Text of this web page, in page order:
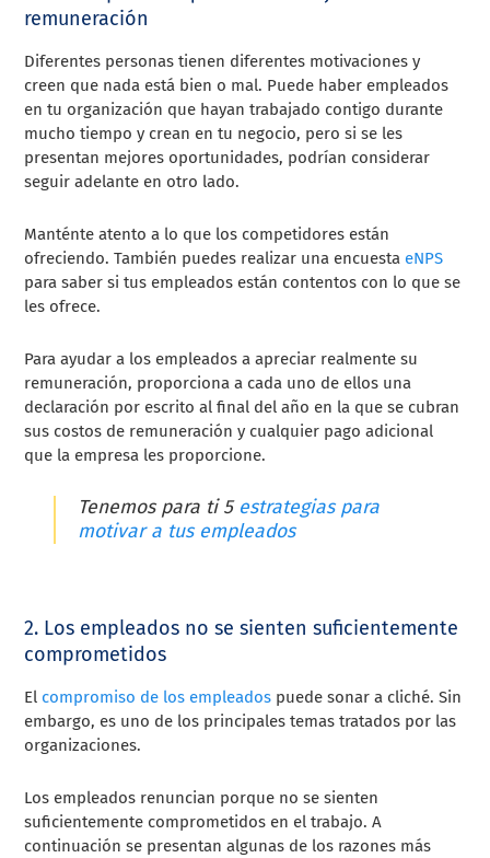
remuneración
Diferentes personas tienen diferentes motivaciones y
creen que nada está bien o mal. Puede haber empleados
en tu organización que hayan trabajado contigo durante
mucho tiempo y crean en tu negocio, pero si se les
presentan mejores oportunidades, podrían considerar
seguir adelante en otro lado.
Manténte atento a lo que los competidores están
ofreciendo. También puedes realizar una encuesta eNPS
para saber si tus empleados están contentos con lo que se
les ofrece.
Para ayudar a los empleados a apreciar realmente su
remuneración, proporciona a cada uno de ellos una
declaración por escrito al final del año en la que se cubran
sus costos de remuneración y cualquier pago adicional
que la empresa les proporcione.
Tenemos para ti 5 estrategias para
motivar a tus empleados
2. Los empleados no se sienten suficientemente
comprometidos
El compromiso de los empleados puede sonar a cliché. Sin
embargo, es uno de los principales temas tratados por las
organizaciones.
Los empleados renuncian porque no se sienten
suficientemente comprometidos en el trabajo. A
continuación se presentan algunas de los razones más